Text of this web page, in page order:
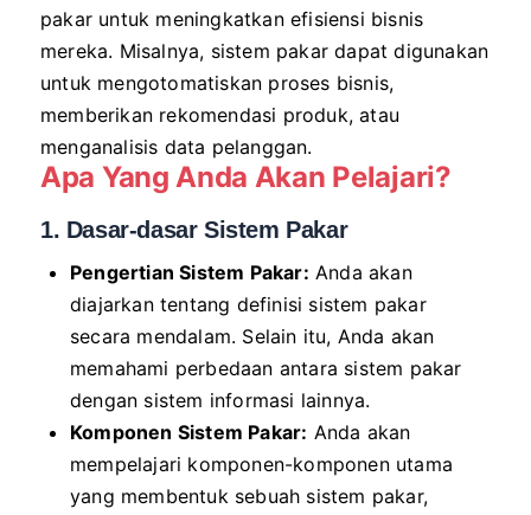
pakar untuk meningkatkan efisiensi bisnis
mereka. Misalnya, sistem pakar dapat digunakan
untuk mengotomatiskan proses bisnis,
memberikan rekomendasi produk, atau
menganalisis data pelanggan.
Apa Yang Anda Akan Pelajari?
1. Dasar-dasar Sistem Pakar
Pengertian Sistem Pakar: Anda akan
diajarkan tentang definisi sistem pakar
secara mendalam. Selain itu, Anda akan
memahami perbedaan antara sistem pakar
dengan sistem informasi lainnya.
Komponen Sistem Pakar: Anda akan
mempelajari komponen-komponen utama
yang membentuk sebuah sistem pakar,